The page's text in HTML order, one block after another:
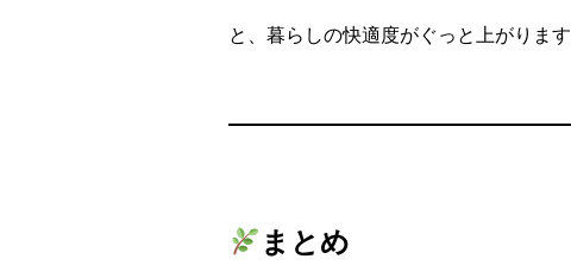
と、暮らしの快適度がぐっと上がります
まとめ